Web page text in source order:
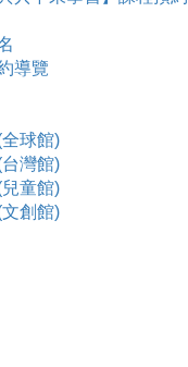
導覽
球館)
灣館)
童館)
創館)